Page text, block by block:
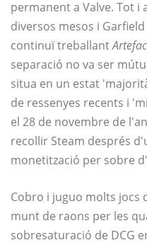
permanent a Valve. Tot i
diversos mesos i
continuï treballant
separació no va ser
situa en un estat
de ressenyes recents i
el 28 de novembre de
recollir Steam després
monetització per sobre
Cobro i juguo molts jocs
munt de raons per les
sobresaturació de DCG